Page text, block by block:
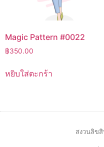
Magic Pattern #0022
฿350.00
หยิบใส่ตะกร้า
สงวนลิข